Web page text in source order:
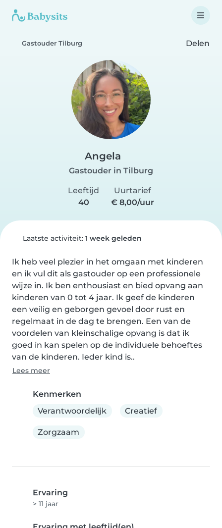
Gastouder Tilburg Delen
Angela
Gastouder in Tilburg
Leeftijd
40
Uurtarief
€ 8,00/uur
Laatste activiteit: 1 week geleden
Ik heb veel plezier in het omgaan met kinderen
en ik vul dit als gastouder op een professionele
wijze in. Ik ben enthousiast en bied opvang aan
kinderen van 0 tot 4 jaar. Ik geef de kinderen
een veilig en geborgen gevoel door rust en
regelmaat in de dag te brengen. Een van de
voordelen van kleinschalige opvang is dat ik
goed in kan spelen op de individuele behoeftes
van de kinderen. Ieder kind is..
Lees meer
Kenmerken
Verantwoordelijk
Creatief
Zorgzaam
Ervaring
> 11 jaar